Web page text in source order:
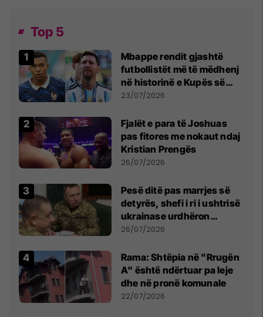
Top 5
Mbappe rendit gjashtë
futbollistët më të mëdhenj
në historinë e Kupës së
Botës, Messi mbetet i dyti
23/07/2026
Fjalët e para të Joshuas
pas fitores me nokaut ndaj
Kristian Prengës
26/07/2026
Pesë ditë pas marrjes së
detyrës, shefi i ri i ushtrisë
ukrainase urdhëron
kontroll të madh
26/07/2026
Rama: Shtëpia në "Rrugën
A" është ndërtuar pa leje
dhe në pronë komunale
22/07/2026